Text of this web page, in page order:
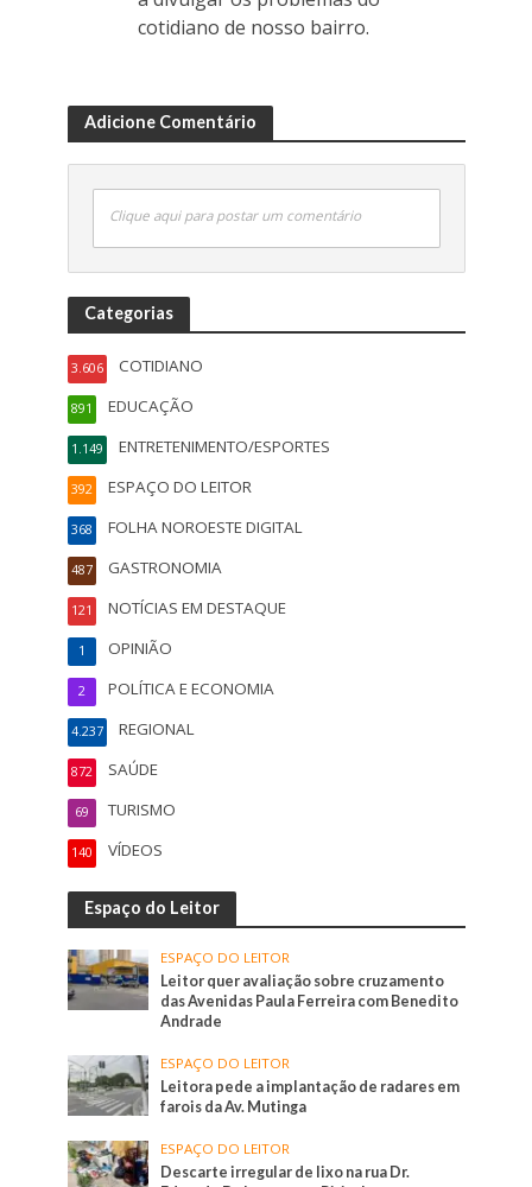
cotidiano de nosso bairro.
Adicione Comentário
Clique aqui para postar um comentário
Categorias
COTIDIANO
3.606
EDUCAÇÃO
891
ENTRETENIMENTO/ESPORTES
1.149
ESPAÇO DO LEITOR
392
FOLHA NOROESTE DIGITAL
368
GASTRONOMIA
487
NOTÍCIAS EM DESTAQUE
121
OPINIÃO
1
POLÍTICA E ECONOMIA
2
REGIONAL
4.237
SAÚDE
872
TURISMO
69
VÍDEOS
140
Espaço do Leitor
ESPAÇO DO LEITOR
Leitor quer avaliação sobre cruzamento
das Avenidas Paula Ferreira com Benedito
Andrade
ESPAÇO DO LEITOR
Leitora pede a implantação de radares em
farois da Av. Mutinga
ESPAÇO DO LEITOR
Descarte irregular de lixo na rua Dr.